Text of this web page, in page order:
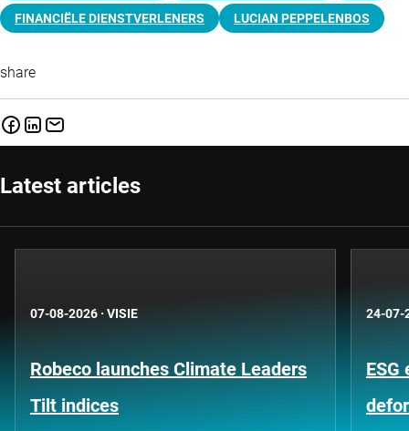
FINANCIËLE DIENSTVERLENERS LUCIAN PEPPELENBOS
share
Latest articles
07-08-2026 · VISIE
Robeco launches Climate Leaders
Tilt indices
24-07-